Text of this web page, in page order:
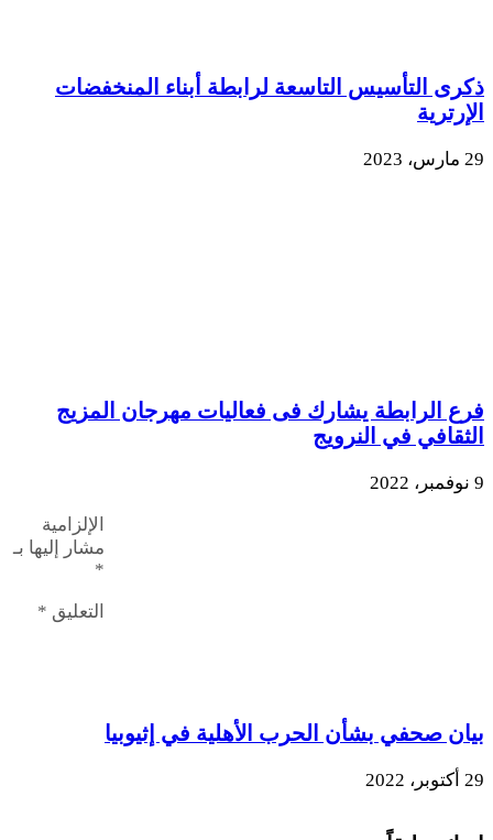
ذكرى التأسيس التاسعة لرابطة أبناء المنخفضات
الإرترية
29 مارس، 2023
فرع الرابطة يشارك فى فعاليات مهرجان المزيج
الثقافي في النرويج
9 نوفمبر، 2022
بيان صحفي بشأن الحرب الأهلية في إثيوبيا
29 أكتوبر، 2022
الإلزامية
مشار إليها بـ
*
التعليق *